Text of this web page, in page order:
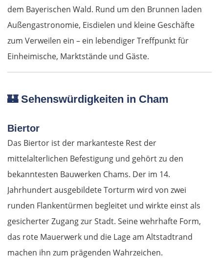
dem Bayerischen Wald. Rund um den Brunnen laden
Außengastronomie, Eisdielen und kleine Geschäfte
zum Verweilen ein – ein lebendiger Treffpunkt für
Einheimische, Marktstände und Gäste.
🏰Sehenswürdigkeiten in Cham
Biertor
Das Biertor ist der markanteste Rest der
mittelalterlichen Befestigung und gehört zu den
bekanntesten Bauwerken Chams. Der im 14.
Jahrhundert ausgebildete Torturm wird von zwei
runden Flankentürmen begleitet und wirkte einst als
gesicherter Zugang zur Stadt. Seine wehrhafte Form,
das rote Mauerwerk und die Lage am Altstadtrand
machen ihn zum prägenden Wahrzeichen.